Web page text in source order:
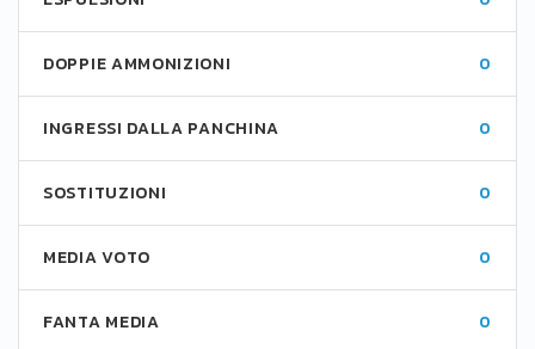
DOPPIE AMMONIZIONI 0
INGRESSI DALLA PANCHINA 0
SOSTITUZIONI 0
MEDIA VOTO 0
FANTA MEDIA 0